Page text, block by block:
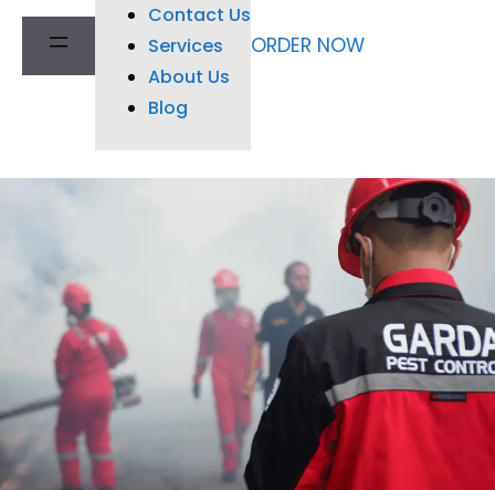
Contact Us
Services
About Us
Blog
ORDER NOW